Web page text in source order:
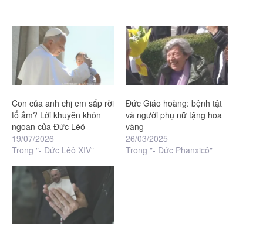
Con của anh chị em sắp rời
tổ ấm? Lời khuyên khôn
ngoan của Đức Lêô
19/07/2026
Trong "- Đức Lêô XIV"
Đức Giáo hoàng: bệnh tật
và người phụ nữ tặng hoa
vàng
26/03/2025
Trong "- Đức Phanxicô"